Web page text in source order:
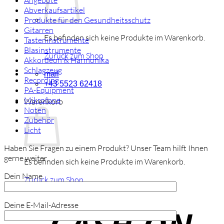
Es befinden sich keine Produkte im Warenkorb.
Zurück zum Shop
mail
+43 5523 62418
Warenkorb
Es befinden sich keine Produkte im Warenkorb.
Zurück zum Shop
Abverkaufsartikel
Produkte für den Gesundheitsschutz
Gitarren
Tasteninstrumente
Blasinstrumente
Akkordeon & Harmonika
Schlagzeug
Recording
PA-Equipment
Mikrofone
Noten
Zubehör
Licht
Haben Sie Fragen zu einem Produkt? Unser Team hilft Ihnen
gerne weiter.
Dein Name
Deine E-Mail-Adresse